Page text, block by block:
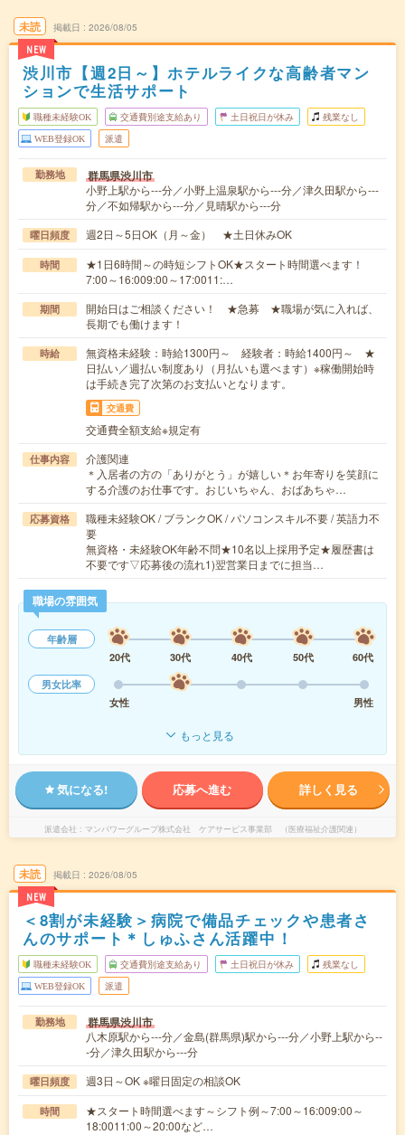
未読
NEW
掲載日 2026/08/05
渋川市【週2日～】ホテルライクな高齢者マン
ションで生活サポート
職種未経験OK 交通費別途支給あり 土日祝日が休み 残業なし
WEB登録OK 派遣
勤務地 群馬県渋川市
小野上駅から---分／小野上温泉駅から---分／津久田駅から---
分／不如帰駅から---分／見晴駅から---分
曜日頻度 週2日～5日OK（月～金） ★土日休みOK
時間
★1日6時間～の時短シフトOK★スタート時間選べます！
7:00～16:009:00～17:0011:…
期間
開始日はご相談ください！ ★急募 ★職場が気に入れば、
長期でも働けます！
時給
無資格未経験：時給1300円～ 経験者：時給1400円～ ★
日払い／週払い制度あり（月払いも選べます）※稼働開始時
は手続き完了次第のお支払いとなります。
交通費
交通費全額支給※規定有
仕事内容
介護関連
＊入居者の方の「ありがとう」が嬉しい＊お年寄りを笑顔に
する介護のお仕事です。おじいちゃん、おばあちゃ…
応募資格
職種未経験OK / ブランクOK / パソコンスキル不要 / 英語力不
要
無資格・未経験OK年齢不問★10名以上採用予定★履歴書は
不要です▽応募後の流れ1)翌営業日までに担当…
職場の雰囲気
年齢層
20代
30代 40代 50代
60代
男女比率
女性
男性
もっと見る
気になる! 応募へ進む 詳しく見る
派遣会社 マンパワーグループ株式会社 ケアサービス事業部 （医療福祉介護関連）
未読
NEW
掲載日 2026/08/05
＜8割が未経験＞病院で備品チェックや患者さ
んのサポート＊しゅふさん活躍中！
職種未経験OK 交通費別途支給あり 土日祝日が休み 残業なし
WEB登録OK 派遣
勤務地 群馬県渋川市
八木原駅から---分／金島(群馬県)駅から---分／小野上駅から--
-分／津久田駅から---分
曜日頻度 週3日～OK ※曜日固定の相談OK
時間
★スタート時間選べます～シフト例～7:00～16:009:00～
18:0011:00～20:00など…